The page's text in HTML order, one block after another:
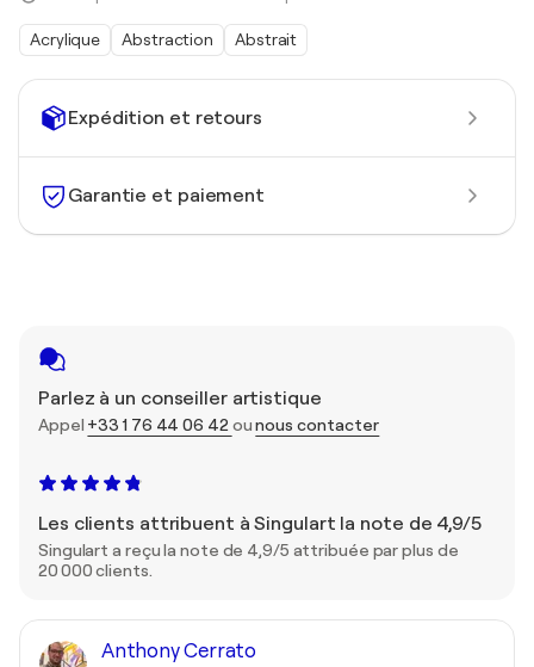
Expédition et retours
Garantie et paiement
Parlez à un conseiller artistique
Appel +33 1 76 44 06 42 ounous contacter
Les clients attribuent à Singulart la note de 4,9/5
Singulart a reçu la note de 4,9/5 attribuée par plus de
20 000 clients.
Anthony Cerrato
Acrylique Abstraction Abstrait